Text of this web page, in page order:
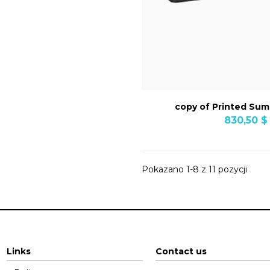
copy of Printed
830,50 $
Pokazano 1-8 z 11 pozycji
Links Contact us